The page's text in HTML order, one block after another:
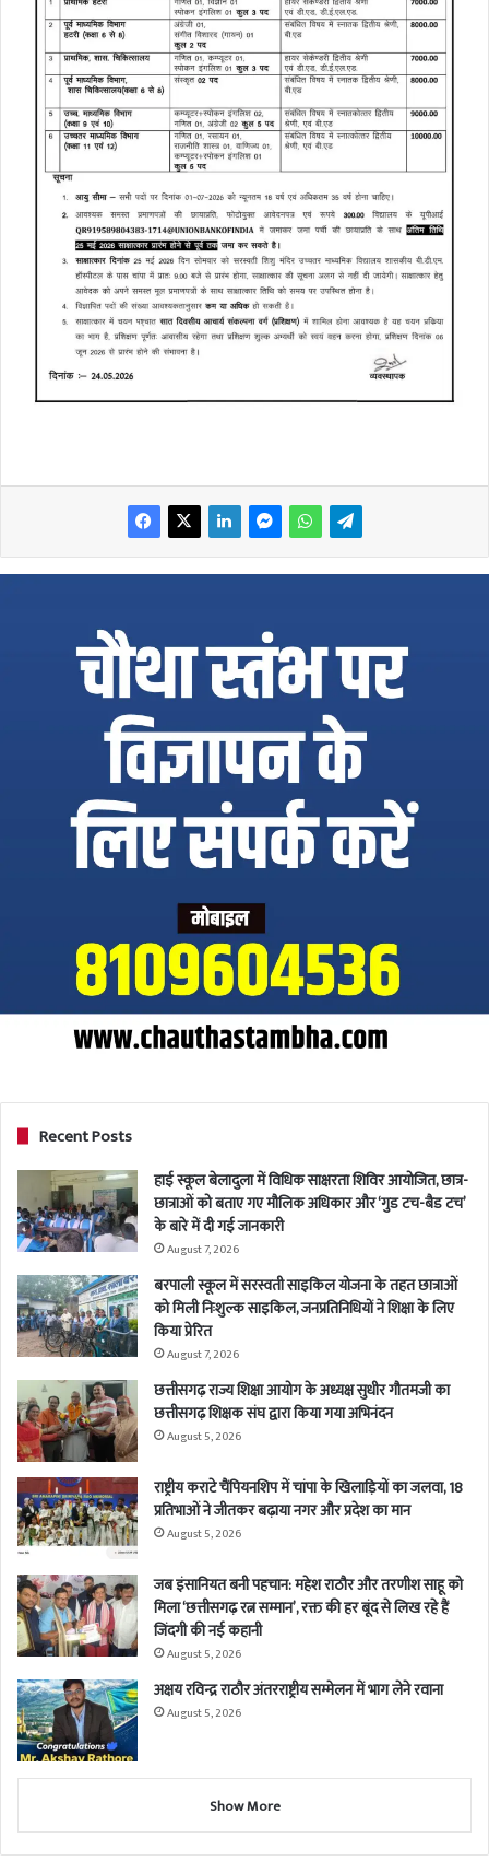
Recent Posts
हाई स्कूल बेलादुला में विधिक साक्षरता शिविर आयोजित, छात्र-
छात्राओं को बताए गए मौलिक अधिकार और ‘गुड टच-बैड टच’
के बारे में दी गई जानकारी
August 7, 2026
बरपाली स्कूल में सरस्वती साइकिल योजना के तहत छात्राओं
को मिली निःशुल्क साइकिल, जनप्रतिनिधियों ने शिक्षा के लिए
किया प्रेरित
August 7, 2026
छत्तीसगढ़ राज्य शिक्षा आयोग के अध्यक्ष सुधीर गौतमजी का
छत्तीसगढ़ शिक्षक संघ द्वारा किया गया अभिनंदन
August 5, 2026
राष्ट्रीय कराटे चैंपियनशिप में चांपा के खिलाड़ियों का जलवा, 18
प्रतिभाओं ने जीतकर बढ़ाया नगर और प्रदेश का मान
August 5, 2026
जब इंसानियत बनी पहचान: महेश राठौर और तरणीश साहू को
मिला ‘छत्तीसगढ़ रत्न सम्मान’, रक्त की हर बूंद से लिख रहे हैं
जिंदगी की नई कहानी
August 5, 2026
अक्षय रविन्द्र राठौर अंतरराष्ट्रीय सम्मेलन में भाग लेने रवाना
August 5, 2026
Show More